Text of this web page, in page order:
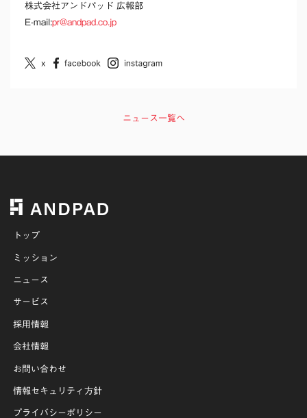
株式会社アンドパッド 広報部
E-mail:pr@andpad.co.jp
ニュース一覧へ
トップ
ミッション
ニュース
サービス
採用情報
会社情報
お問い合わせ
情報セキュリティ方針
プライバシーポリシー